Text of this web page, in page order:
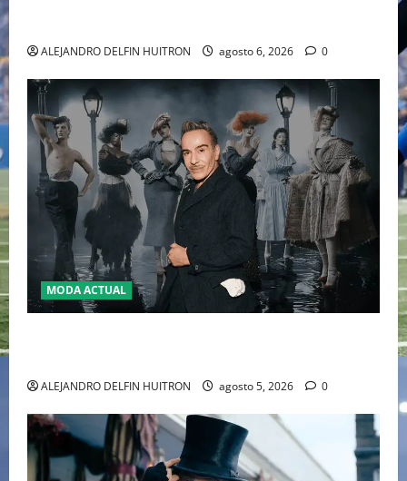
ALEJANDRO DELFIN HUITRON agosto 6, 2026 0
MODA ACTUAL
ALEJANDRO DELFIN HUITRON agosto 5, 2026 0